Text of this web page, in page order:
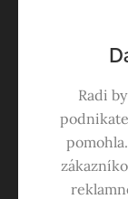
Radi